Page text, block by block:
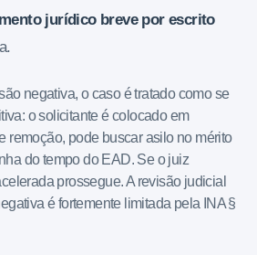
jurídico breve por escrito
negativa, o caso é tratado como se
o solicitante é colocado em
remoção, pode buscar asilo no mérito
do tempo do EAD. Se o juiz
prossegue. A revisão judicial
é fortemente limitada pela INA §